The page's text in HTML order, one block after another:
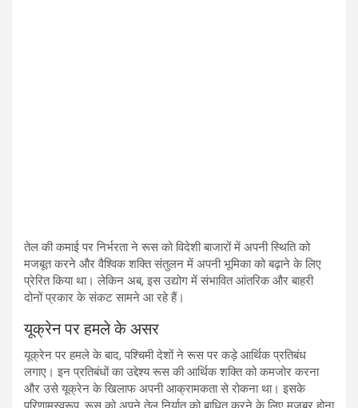
तेल की कमाई पर निर्भरता ने रूस को विदेशी बाजारों में अपनी स्थिति को
मजबूत करने और वैश्विक शक्ति संतुलन में अपनी भूमिका को बढ़ाने के लिए
प्रेरित किया था। लेकिन अब, इस उद्योग में संभावित आंतरिक और बाहरी
दोनों प्रकार के संकट सामने आ रहे हैं।
यूक्रेन पर हमले के असर
यूक्रेन पर हमले के बाद, पश्चिमी देशों ने रूस पर कड़े आर्थिक प्रतिबंध
लगाए। इन प्रतिबंधों का उद्देश्य रूस की आर्थिक शक्ति को कमजोर करना
और उसे यूक्रेन के खिलाफ अपनी आक्रामकता से रोकना था। इसके